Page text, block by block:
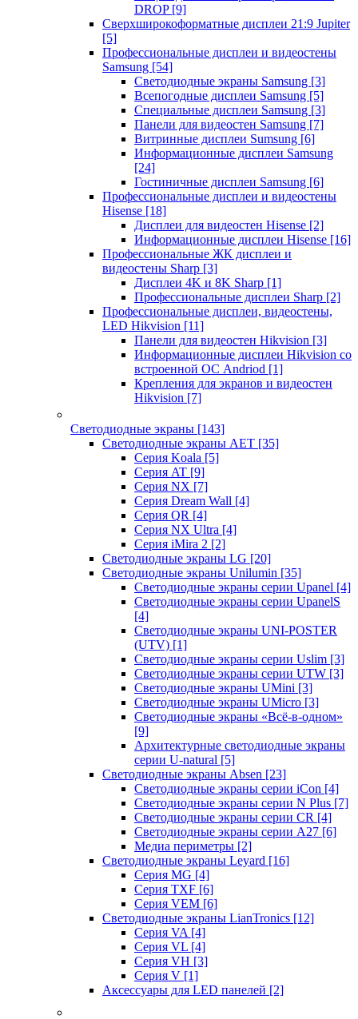
DROP [9]
Сверхширокоформатные дисплеи 21:9 Jupiter
[5]
Профессиональные дисплеи и видеостены
Samsung [54]
Светодиодные экраны Samsung [3]
Всепогодные дисплеи Samsung [5]
Специальные дисплеи Samsung [3]
Панели для видеостен Samsung [7]
Витринные дисплеи Sumsung [6]
Информационные дисплеи Samsung
[24]
Гостиничные дисплеи Samsung [6]
Профессиональные дисплеи и видеостены
Hisense [18]
Дисплеи для видеостен Hisense [2]
Информационные дисплеи Hisense [16]
Профессиональные ЖК дисплеи и
видеостены Sharp [3]
Дисплеи 4K и 8K Sharp [1]
Профессиональные дисплеи Sharp [2]
Профессиональные дисплеи, видеостены,
LED Hikvision [11]
Панели для видеостен Hikvision [3]
Информационные дисплеи Hikvision со
встроенной ОС Andriod [1]
Крепления для экранов и видеостен
Hikvision [7]
Светодиодные экраны [143]
Светодиодные экраны AET [35]
Cерия Koala [5]
Серия AT [9]
Серия NX [7]
Серия Dream Wall [4]
Серия QR [4]
Серия NX Ultra [4]
Серия iMira 2 [2]
Светодиодные экраны LG [20]
Светодиодные экраны Unilumin [35]
Светодиодные экраны серии Upanel [4]
Светодиодные экраны серии UpanelS
[4]
Светодиодные экраны UNI-POSTER
(UTV) [1]
Светодиодные экраны серии Uslim [3]
Светодиодные экраны серии UTW [3]
Светодиодные экраны UMini [3]
Светодиодные экраны UMicro [3]
Светодиодные экраны «Всё-в-одном»
[9]
Архитектурные светодиодные экраны
серии U-natural [5]
Светодиодные экраны Absen [23]
Светодиодные экраны серии iCon [4]
Светодиодные экраны серии N Plus [7]
Светодиодные экраны серии CR [4]
Светодиодные экраны серии А27 [6]
Медиа периметры [2]
Светодиодные экраны Leyard [16]
Серия MG [4]
Серия TXF [6]
Серия VEM [6]
Светодиодные экраны LianTronics [12]
Серия VA [4]
Серия VL [4]
Серия VH [3]
Серия V [1]
Аксессуары для LED панелей [2]